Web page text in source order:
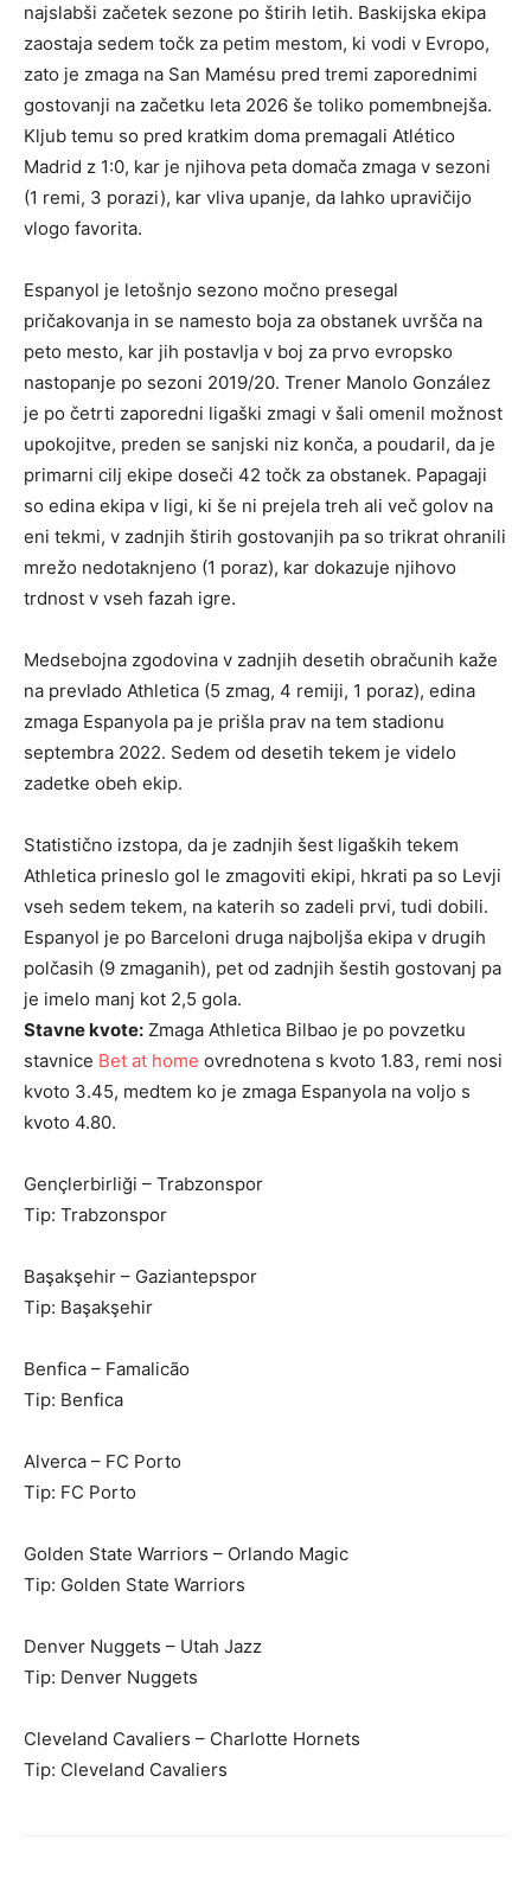
najslabši začetek sezone po štirih letih. Baskijska ekipa
zaostaja sedem točk za petim mestom, ki vodi v Evropo,
zato je zmaga na San Mamésu pred tremi zaporednimi
gostovanji na začetku leta 2026 še toliko pomembnejša.
Kljub temu so pred kratkim doma premagali Atlético
Madrid z 1:0, kar je njihova peta domača zmaga v sezoni
(1 remi, 3 porazi), kar vliva upanje, da lahko upravičijo
vlogo favorita.
Espanyol je letošnjo sezono močno presegal
pričakovanja in se namesto boja za obstanek uvršča na
peto mesto, kar jih postavlja v boj za prvo evropsko
nastopanje po sezoni 2019/20. Trener Manolo González
je po četrti zaporedni ligaški zmagi v šali omenil možnost
upokojitve, preden se sanjski niz konča, a poudaril, da je
primarni cilj ekipe doseči 42 točk za obstanek. Papagaji
so edina ekipa v ligi, ki še ni prejela treh ali več golov na
eni tekmi, v zadnjih štirih gostovanjih pa so trikrat ohranili
mrežo nedotaknjeno (1 poraz), kar dokazuje njihovo
trdnost v vseh fazah igre.
Medsebojna zgodovina v zadnjih desetih obračunih kaže
na prevlado Athletica (5 zmag, 4 remiji, 1 poraz), edina
zmaga Espanyola pa je prišla prav na tem stadionu
septembra 2022. Sedem od desetih tekem je videlo
zadetke obeh ekip.
Statistično izstopa, da je zadnjih šest ligaških tekem
Athletica prineslo gol le zmagoviti ekipi, hkrati pa so Levji
vseh sedem tekem, na katerih so zadeli prvi, tudi dobili.
Espanyol je po Barceloni druga najboljša ekipa v drugih
polčasih (9 zmaganih), pet od zadnjih šestih gostovanj pa
je imelo manj kot 2,5 gola.
Stavne kvote: Zmaga Athletica Bilbao je po povzetku
stavnice Bet at home ovrednotena s kvoto 1.83, remi nosi
kvoto 3.45, medtem ko je zmaga Espanyola na voljo s
kvoto 4.80.
Gençlerbirliği – Trabzonspor
Tip: Trabzonspor
Başakşehir – Gaziantepspor
Tip: Başakşehir
Benfica – Famalicão
Tip: Benfica
Alverca – FC Porto
Tip: FC Porto
Golden State Warriors – Orlando Magic
Tip: Golden State Warriors
Denver Nuggets – Utah Jazz
Tip: Denver Nuggets
Cleveland Cavaliers – Charlotte Hornets
Tip: Cleveland Cavaliers